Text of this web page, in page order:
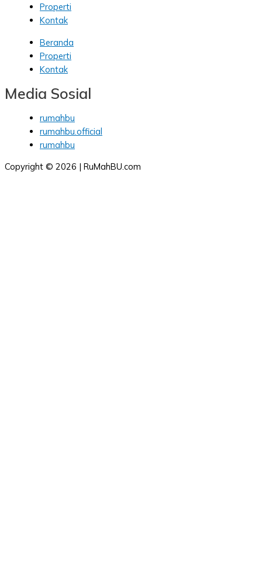
Properti
Kontak
Beranda
Properti
Kontak
Media Sosial
rumahbu
rumahbu.official
rumahbu
Copyright © 2026 | RuMahBU.com